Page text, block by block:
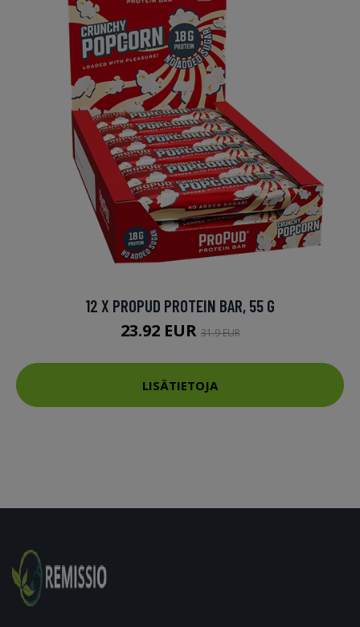
12 X PROPUD PROTEIN BAR, 55 G
23.92 EUR31.9 EUR
LISÄTIETOJA